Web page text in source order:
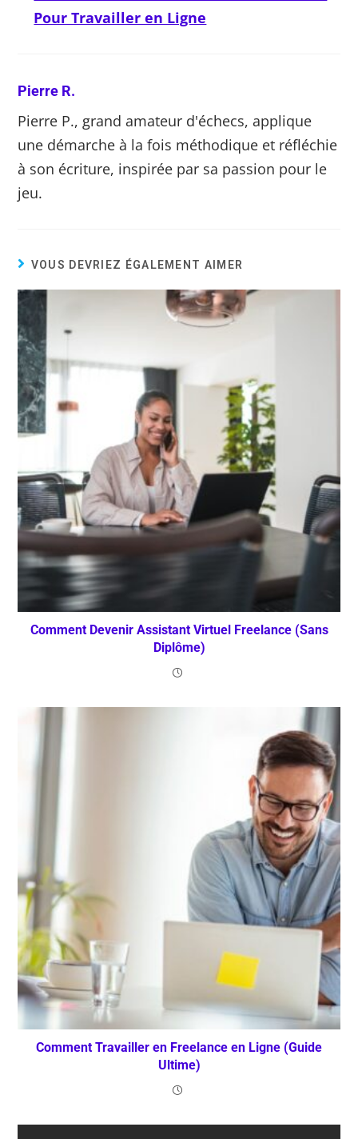
Pour Travailler en Ligne
Pierre R.
Pierre P., grand amateur d'échecs, applique
une démarche à la fois méthodique et réfléchie
à son écriture, inspirée par sa passion pour le
jeu.
VOUS DEVRIEZ ÉGALEMENT AIMER
Comment Devenir Assistant Virtuel Freelance (Sans
Diplôme)
Comment Travailler en Freelance en Ligne (Guide
Ultime)